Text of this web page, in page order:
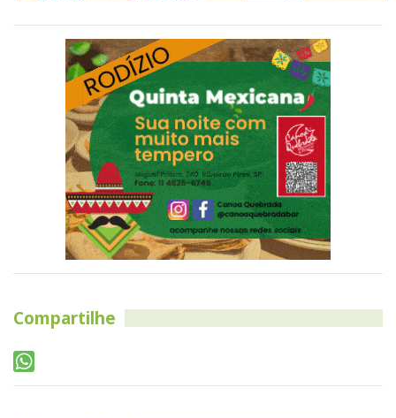
Compartilhe